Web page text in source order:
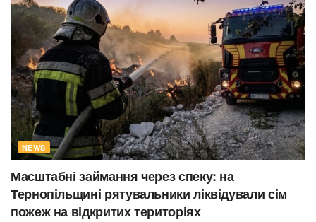
NEWS
Масштабні займання через спеку: на
Тернопільщині рятувальники ліквідували сім
пожеж на відкритих територіях